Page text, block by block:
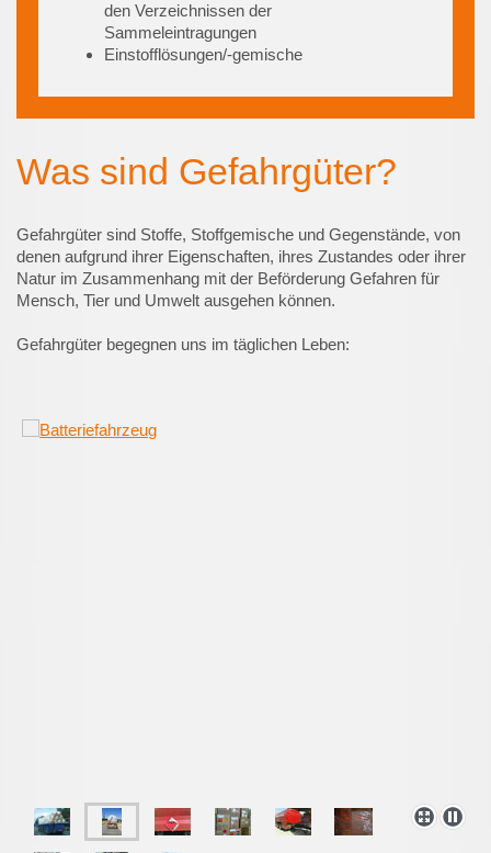
den Verzeichnissen der
Sammeleintragungen
Einstofflösungen/-gemische
Was sind Gefahrgüter?
Gefahrgüter sind Stoffe, Stoffgemische und Gegenstände, von
denen aufgrund ihrer Eigenschaften, ihres Zustandes oder ihrer
Natur im Zusammenhang mit der Beförderung Gefahren für
Mensch, Tier und Umwelt ausgehen können.
Gefahrgüter begegnen uns im täglichen Leben: